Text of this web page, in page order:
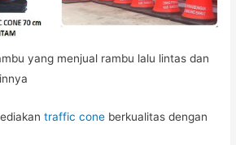
yang menjual rambu lalu lintas dan
traffic cone berkualitas dengan